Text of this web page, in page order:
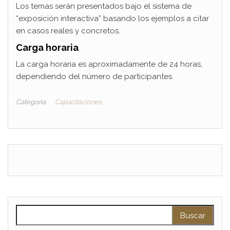
Los temas serán presentados bajo el sistema de
“exposición interactiva” basando los ejemplos a citar
en casos reales y concretos.
Carga horaria
La carga horaria es aproximadamente de 24 horas,
dependiendo del número de participantes.
Categoría Capacitaciones